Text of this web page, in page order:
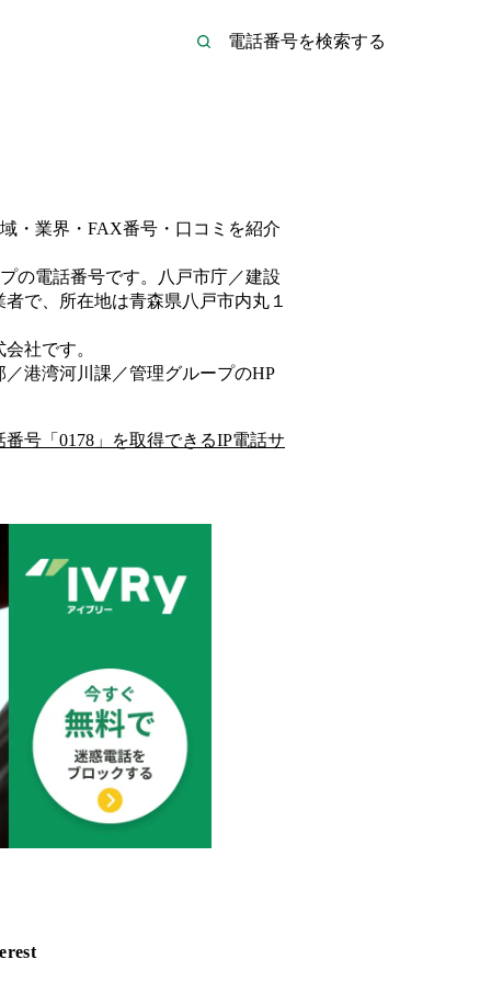
・業界・FAX番号・口コミを紹介
の電話番号です。
八戸市庁／建設
者で、所在地は青森県八戸市内丸１
会社です。
／港湾河川課／管理グループのHP
号「 0178 」を取得できるIP電話サ